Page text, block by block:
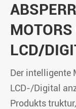
LCD/
Der intelligente
LCD-/Digital
Produkts